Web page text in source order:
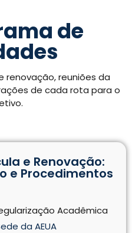
de
renovação, reuniões da
de cada rota para o
e Renovação:
e Procedimentos
Acadêmica
da AEUA